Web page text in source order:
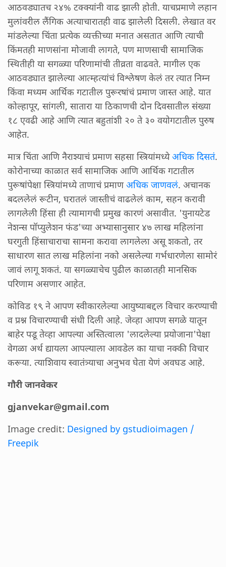
आठवड्यातच २४% टक्क्यांनी वाढ झाली होती. याचप्रमाणे लहान
मुलांवरील लैंगिक अत्याचारातही वाढ झालेली दिसली. लेखात वर
मांडलेल्या चिंता प्रत्येक व्यक्तीच्या मनात असतात आणि त्याची
किंमतही माणसांना मोजावी लागते, पण माणसाची सामाजिक
स्थितीही या सगळ्या परिणामांची तीव्रता वाढवते. मागील एक
आठवड्यात झालेल्या आत्म्हत्यांचं विश्लेषण केलं तर त्यात निम्न
किंवा मध्यम आर्थिक गटातील पुरूरषांचं प्रमाण जास्त आहे. यात
कोल्हापूर, सांगली, सातारा या ठिकाणची दोन दिवसातील संख्या
१८ एवढी आहे आणि त्यात बहुतांशी २० ते ३० वयोगटातील पुरुष
आहेत.
मात्र चिंता आणि नैराश्याचं प्रमाण सहसा स्त्रियांमध्येअधिक दिसतं.
कोरोनाच्या काळात सर्व सामाजिक आणि आर्थिक गटातील
पुरूषांपेक्षा स्त्रियांमध्ये ताणाचं प्रमाणअधिक जाणवलं. अचानक
बदललेलं रूटीन, घरातलं जास्तीचं वाढलेलं काम, सहन करावी
लागलेली हिंसा ही त्यामागची प्रमुख कारणं असावीत. 'युनायटेड
नेशन्स पॉप्युलेशन फंड'च्या अभ्यासानुसार ४७ लाख महिलांना
घरगुती हिंसाचाराचा सामना करावा लागलेला असू शकतो, तर
साधारण सात लाख महिलांना नको असलेल्या गर्भधारणेला सामोरं
जावं लागू शकतं. या सगळ्याचेच पुढील काळातही मानसिक
परिणाम असणार आहेत.
कोविड १९ ने आपण स्वीकारलेल्या आयुष्याबद्दल विचार करण्याची
व प्रश्न विचारण्याची संधी दिली आहे. जेव्हा आपण सगळे यातून
बाहेर पडू तेव्हा आपल्या अस्तित्वाला 'लादलेल्या प्रयोजाना'पेक्षा
वेगळा अर्थ द्यायला आपल्याला आवडेल का याचा नक्की विचार
करूया. त्याशिवाय स्वातंत्र्याचा अनुभव घेता येणं अवघड आहे.
गौरी जानवेकर
gjanvekar@gmail.com
Image credit: Designed by gstudioimagen /
Freepik